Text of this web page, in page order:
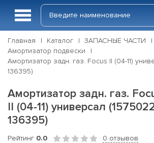
Главная Каталог ЗАПАСНЫЕ ЧАСТИ
Амортизатор подвески
Амортизатор задн. газ. Focus II (04-11)
136395)
Амортизатор задн. газ.
II (04-11) универсал
136395)
Рейтинг 0.0 0 отзывов